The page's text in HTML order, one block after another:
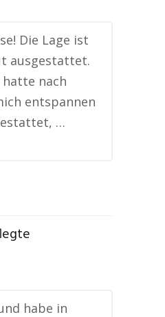
Die Lage ist
ausgestattet.
nach
entspannen
…
habe in